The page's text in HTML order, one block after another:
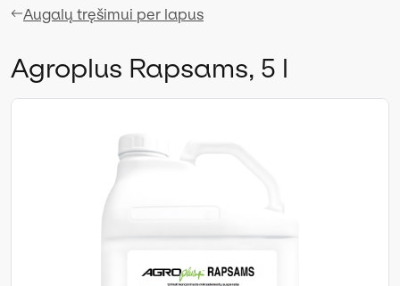
Augalų tręšimui per lapus
Agroplus Rapsams, 5 l